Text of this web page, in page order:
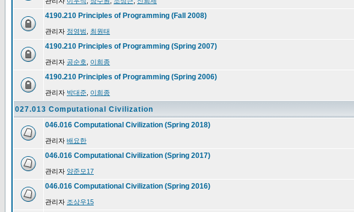
4190.210 Principles of Programming (Fall 2008)
관리자 정영범 최원태
4190.210 Principles of Programming (Spring 2007)
관리자 공순호 이희종
4190.210 Principles of Programming (Spring 2006)
관리자 박대준 이희종
027.013 Computational Civilization
046.016 Computational Civilization (Spring 2018)
관리자 배요한
046.016 Computational Civilization (Spring 2017)
관리자 양준모17
046.016 Computational Civilization (Spring 2016)
관리자 조상우15